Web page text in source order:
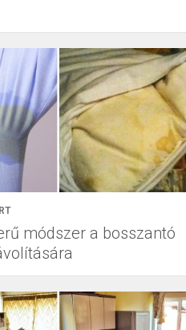
módszer a bosszantó